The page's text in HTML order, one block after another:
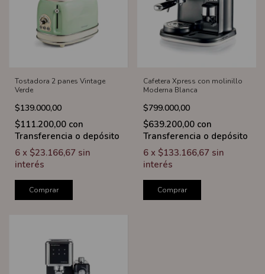
Tostadora 2 panes Vintage
Verde
$139.000,00
$111.200,00 con
Transferencia o depósito
6 x $23.166,67 sin
interés
Comprar
Cafetera Xpress con molinillo
Moderna Blanca
$799.000,00
$639.200,00 con
Transferencia o depósito
6 x $133.166,67 sin
interés
Comprar